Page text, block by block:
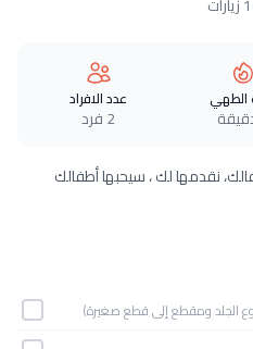
عدد الافراد
2 فرد
نقدمها لك ، سيحبها أطفالك
الجلد ومقطع إلى قطع صغيرة)